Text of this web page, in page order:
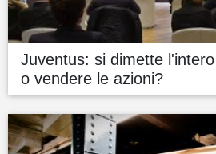
Juventus: si dimette
o vendere le azioni?